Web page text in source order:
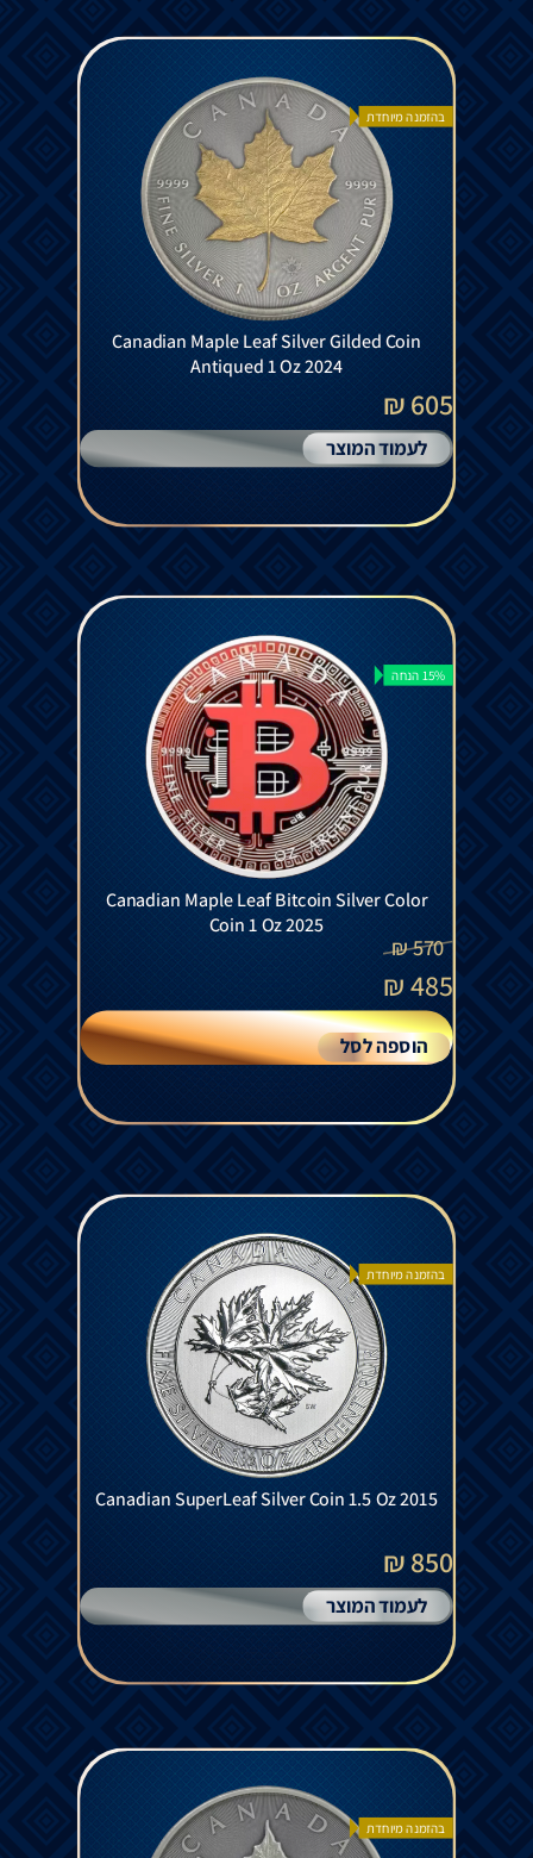
בהזמנה מיוחדת
Canadian Maple Leaf Silver Gilded Coin
Antiqued 1 Oz 2024
605 ₪
לעמוד המוצר
15% הנחה
Canadian Maple Leaf Bitcoin Silver Color
Coin 1 Oz 2025
570
₪
485
₪
הוספה לסל
בהזמנה מיוחדת
Canadian SuperLeaf Silver Coin 1.5 Oz 2015
850 ₪
לעמוד המוצר
בהזמנה מיוחדת